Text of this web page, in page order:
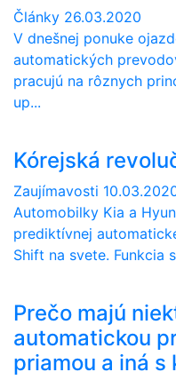
Články 26.03.2020
V dnešnej ponuke
automatických
pracujú na rôznych
up...
Kórejská
Zaujímavosti
Automobilky Kia a
prediktívnej
Shift na svete. Funkcia
Prečo majú
automatickou
priamou a iná